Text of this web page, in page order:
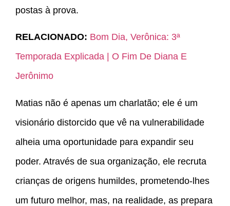
postas à prova.
RELACIONADO: Bom Dia, Verônica: 3ª
Temporada Explicada | O Fim De Diana E
Jerônimo
Matias não é apenas um charlatão; ele é um
visionário distorcido que vê na vulnerabilidade
alheia uma oportunidade para expandir seu
poder. Através de sua organização, ele recruta
crianças de origens humildes, prometendo-lhes
um futuro melhor, mas, na realidade, as prepara